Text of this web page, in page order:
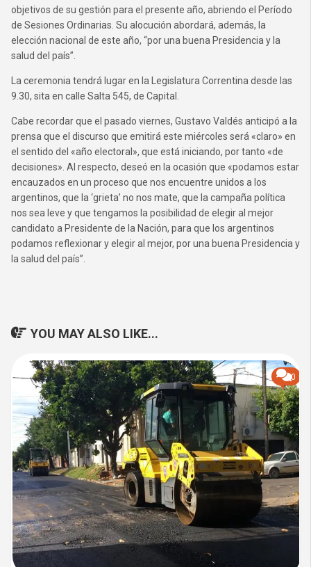
objetivos de su gestión para el presente año, abriendo el Período
de Sesiones Ordinarias. Su alocución abordará, además, la
elección nacional de este año, “por una buena Presidencia y la
salud del país”.
La ceremonia tendrá lugar en la Legislatura Correntina desde las
9.30, sita en calle Salta 545, de Capital.
Cabe recordar que el pasado viernes, Gustavo Valdés anticipó a la
prensa que el discurso que emitirá este miércoles será «claro» en
el sentido del «año electoral», que está iniciando, por tanto «de
decisiones». Al respecto, deseó en la ocasión que «podamos estar
encauzados en un proceso que nos encuentre unidos a los
argentinos, que la ‘grieta’ no nos mate, que la campaña política
nos sea leve y que tengamos la posibilidad de elegir al mejor
candidato a Presidente de la Nación, para que los argentinos
podamos reflexionar y elegir al mejor, por una buena Presidencia y
la salud del país”.
YOU MAY ALSO LIKE...
0